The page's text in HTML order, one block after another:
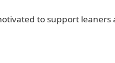
to support